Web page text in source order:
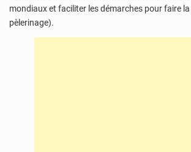
mondiaux et faciliter les démarches pour faire
pèlerinage).